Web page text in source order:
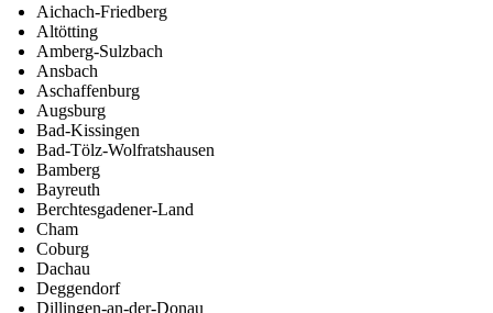
Aichach-Friedberg
Altötting
Amberg-Sulzbach
Ansbach
Aschaffenburg
Augsburg
Bad-Kissingen
Bad-Tölz-Wolfratshausen
Bamberg
Bayreuth
Berchtesgadener-Land
Cham
Coburg
Dachau
Deggendorf
Dillingen-an-der-Donau